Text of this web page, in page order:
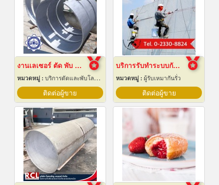
งานเลเซอร์ ตัด พับ ม้วนโลหะ นครปฐม
หมวดหมู่ : บริการตัดและพับโลหะด้วยเลเซอร์
ติดต่อผู้ขาย
บริการรับทำระบบกันซึม
หมวดหมู่ : ผู้รับเหมากันรั่ว
ติดต่อผู้ขาย